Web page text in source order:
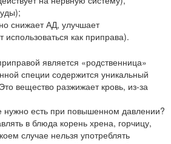
снижает АД, улучшает
как приправа).
является «родственница»
специи содержится уникальный
вещество разжижает кровь, из-за
нужно есть при повышенном давлении?
в блюда корень хрена, горчицу,
случае нельзя употреблять